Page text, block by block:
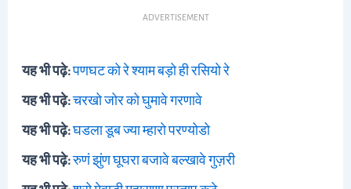
ADVERTISEMENT
यह भी पढ़े:पणघट को रे श्याम बड़ो ही रसियो रे
यह भी पढ़े:चरखो जोर को घुमावे गरणावे
यह भी पढ़े:घडला डूब ज्या म्हारो परण्योडो
यह भी पढ़े:रुणं झुंण घूघरा बजावे बल्खावे गुज़री